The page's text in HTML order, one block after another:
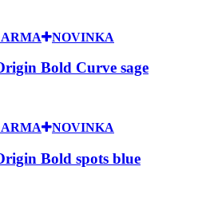
NOVINKA
Bold Curve sage
NOVINKA
Bold spots blue